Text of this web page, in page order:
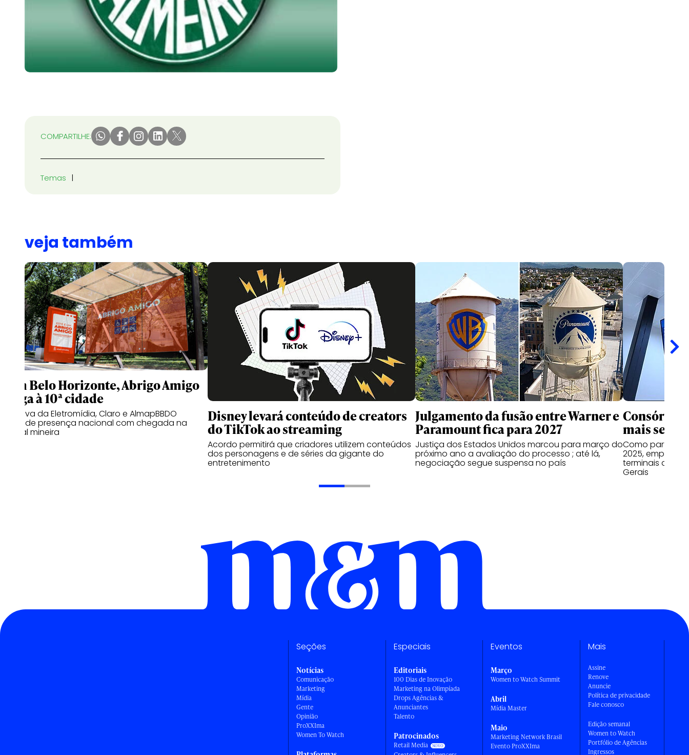
COMPARTILHE:
Temas
veja também
Com Belo Horizonte, Abrigo Amigo
chega à 10ª cidade
Iniciativa da Eletromídia, Claro e AlmapBBDO
expande presença nacional com chegada na
capital mineira
Disney levará conteúdo de creators
do TikTok ao streaming
Acordo permitirá que criadores utilizem conteúdos
dos personagens e de séries da gigante do
entretenimento
Julgamento da fusão entre Warner e
Paramount fica para 2027
Justiça dos Estados Unidos marcou para março do
próximo ano a avaliação do processo ; até lá,
negociação segue suspensa no país
Consórcio
mais seis
Como parte do
2025,
terminais do
Gerais
Seções
Notícias
Comunicação
Marketing
Mídia
Gente
Opinião
ProXXIma
Women To Watch
Especiais
Editoriais
100 Dias de Inovação
Marketing na Olimpíada
Drops Agências &
Anunciantes
Talento
Patrocinados
Retail Media
Eventos
Março
Women to Watch Summit
Abril
Mídia Master
Maio
Marketing Network Brasil
Evento ProXXIma
Mais
Assine
Renove
Anuncie
Política de privacidade
Fale conosco
Edição semanal
Women to Watch
Portfólio de Agências
Ingressos